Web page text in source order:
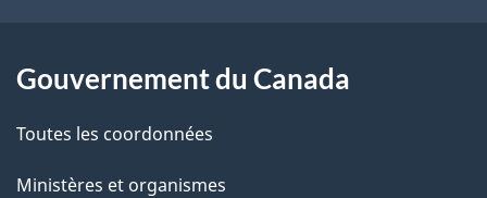
g
e
Gouvernement du Canada
Toutes les coordonnées
Ministères et organismes